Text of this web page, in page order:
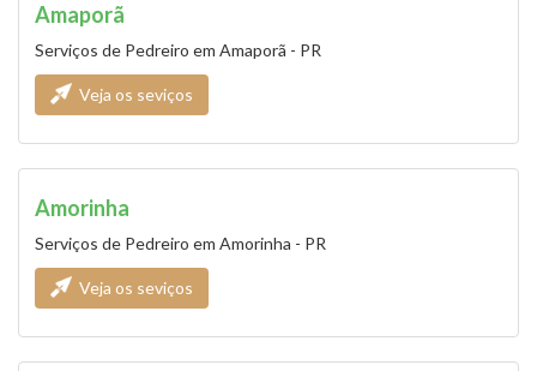
Amaporã
Serviços de Pedreiro em Amaporã - PR
Veja os seviços
Amorinha
Serviços de Pedreiro em Amorinha - PR
Veja os seviços